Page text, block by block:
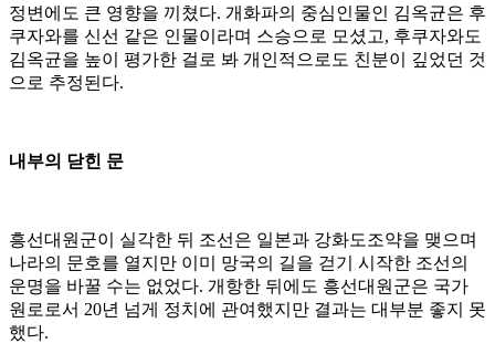
정변에도 큰 영향을 끼쳤다. 개화파의 중심인물인 김옥균은 후
쿠자와를 신선 같은 인물이라며 스승으로 모셨고, 후쿠자와도
김옥균을 높이 평가한 걸로 봐 개인적으로도 친분이 깊었던 것
으로 추정된다.
내부의 닫힌 문
흥선대원군이 실각한 뒤 조선은 일본과 강화도조약을 맺으며
나라의 문호를 열지만 이미 망국의 길을 걷기 시작한 조선의
운명을 바꿀 수는 없었다. 개항한 뒤에도 흥선대원군은 국가
원로로서 20년 넘게 정치에 관여했지만 결과는 대부분 좋지 못
했다.